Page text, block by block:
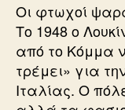
Οι φτωχοί
Το 1948 ο
από το Κόμμα
τρέμει» για
Ιταλίας. Ο